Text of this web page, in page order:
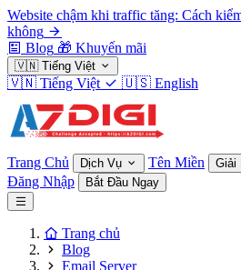
Website chậm khi traffic tăng: Cách
không
Blog 🎁 Khuyến mãi
🇻🇳 Tiếng Việt
🇻🇳 Tiếng Việt 🇺🇸 English
Trang Chủ Dịch Vụ Tên Miền Giải
Đăng Nhập Bắt Đầu Ngay
Trang chủ
Blog
Email Server